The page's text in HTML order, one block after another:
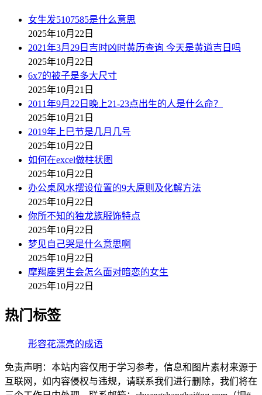
女生发5107585是什么意思
2025年10月22日
2021年3月29日吉时凶时黄历查询 今天是黄道吉日吗
2025年10月22日
6x7的被子是多大尺寸
2025年10月21日
2011年9月22日晚上21-23点出生的人是什么命？
2025年10月21日
2019年上巳节是几月几号
2025年10月22日
如何在excel做柱状图
2025年10月22日
办公桌风水摆设位置的9大原则及化解方法
2025年10月22日
你所不知的独龙族服饰特点
2025年10月22日
梦见自己哭是什么意思啊
2025年10月22日
摩羯座男生会怎么面对暗恋的女生
2025年10月22日
热门标签
形容花漂亮的成语
免责声明：本站内容仅用于学习参考，信息和图片素材来源于
互联网，如内容侵权与违规，请联系我们进行删除，我们将在